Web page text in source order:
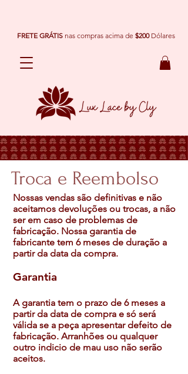
FRETE GRÁTIS nas compras acima de $200 Dólares
Troca e Reembolso
Nossas vendas são definitivas e não
aceitamos devoluções ou trocas, a não
ser em caso de problemas de
fabricação. Nossa garantia de
fabricante tem 6 meses de duração a
partir da data da compra.
Garantia
A garantia tem o prazo de 6 meses a
partir da data de compra e só será
válida se a peça apresentar defeito de
fabricação. Arranhões ou qualquer
outro indicio de mau uso não serão
aceitos.